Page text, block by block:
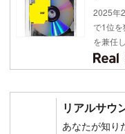
2025年
で1位
を兼任
リアルサウ
あなたが知り